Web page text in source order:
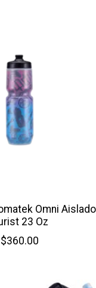
Omni Aislado
23 Oz
$360.00